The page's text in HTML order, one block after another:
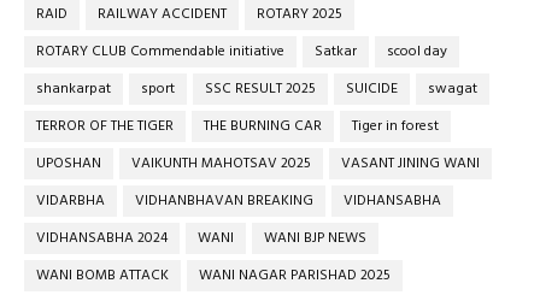
RAID
RAILWAY ACCIDENT
ROTARY 2025
ROTARY CLUB Commendable initiative
Satkar
scool day
shankarpat
sport SSC RESULT 2025 SUICIDE
swagat
TERROR OF THE TIGER
THE BURNING CAR
Tiger in forest
UPOSHAN
VAIKUNTH MAHOTSAV 2025
VASANT JINING WANI
VIDARBHA
VIDHANBHAVAN BREAKING
VIDHANSABHA
VIDHANSABHA 2024
WANI
WANI BJP NEWS
WANI BOMB ATTACK
WANI NAGAR PARISHAD 2025